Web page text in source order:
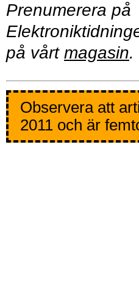
Prenumerera på
på vårt magasin.
Observera att
2011 och är